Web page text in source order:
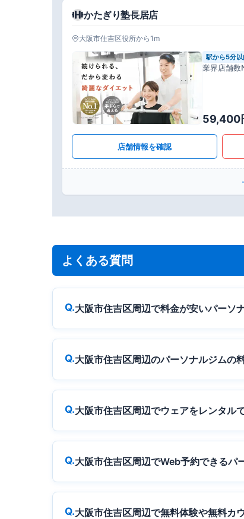
かたぎり塾長居店
大阪市住吉区役所から1m
駅から5分
業界店舗数
59,400
店舗情報を確認
よくある質問
大阪市住吉区周辺で料金が安いパーソ
大阪市住吉区周辺のパーソナルジムの
大阪市住吉区周辺でウェアをレンタル
大阪市住吉区周辺でWeb予約できるパ
大阪市住吉区周辺で無料体験や無料カ